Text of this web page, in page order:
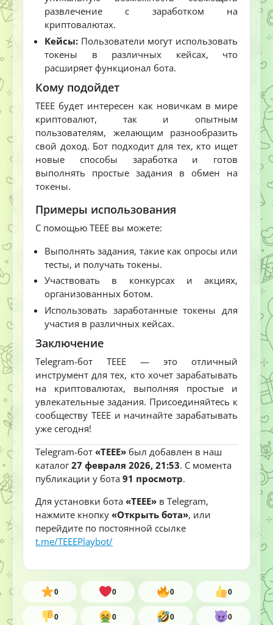
развлечение с заработком на
криптовалютах.
Кейсы: Пользователи могут использовать
токены в различных кейсах, что
расширяет функционал бота.
Кому подойдет
TEEE будет интересен как новичкам в мире
криптовалют, так и опытным
пользователям, желающим разнообразить
свой доход. Бот подходит для тех, кто ищет
новые способы заработка и готов
выполнять простые задания в обмен на
токены.
Примеры использования
С помощью TEEE вы можете:
Выполнять задания, такие как опросы или
тесты, и получать токены.
Участвовать в конкурсах и акциях,
организованных ботом.
Использовать заработанные токены для
участия в различных кейсах.
Заключение
Telegram-бот TEEE — это отличный
инструмент для тех, кто хочет зарабатывать
на криптовалютах, выполняя простые и
увлекательные задания. Присоединяйтесь к
сообществу TEEE и начинайте зарабатывать
уже сегодня!
Telegram-бот «TEEE» был добавлен в наш
каталог27 февраля 2026, 21:53. С момента
публикации у бота 91 просмотр.
Для установки бота «TEEE» в Telegram,
нажмите кнопку «Открыть бота», или
перейдите по постоянной ссылке
t.me/TEEEPlaybot/
0 0 0 0
0 0 0 0